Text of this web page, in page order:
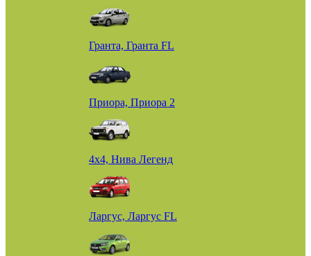
Гранта, Гранта FL
Приора, Приора 2
4х4, Нива Легенд
Ларгус, Ларгус FL